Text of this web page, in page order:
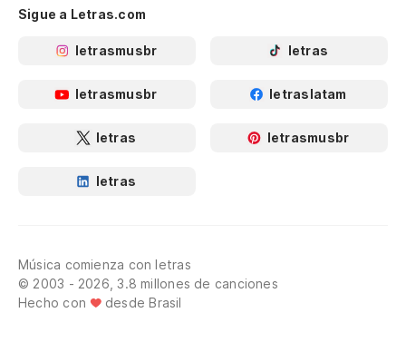
Sigue a Letras.com
letrasmusbr letras
letrasmusbr letraslatam
letras letrasmusbr
letras
Música comienza con letras
© 2003 - 2026, 3.8 millones de canciones
Hecho con
desde Brasil